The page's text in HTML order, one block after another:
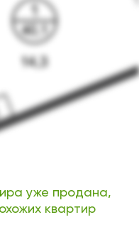
уже продана,
квартир